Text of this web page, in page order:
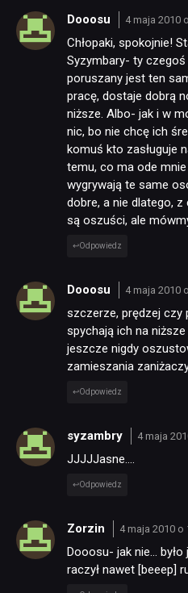
Dooosu 4 maja 2010
Chłopaki, spokojnie!
Syzymbary- ty
poruszany jest ten
pracę, dostaje dobrą
niższe. Albo- jak i w
nic, bo nie chcę ich
komuś kto zasługuje
temu, co ma ode
wygrywają te same
dobre, a nie dlatego, z
są oszuści, ale
Odpowiedz
Dooosu 4 maja 2010
szczerze, prędzej czy
spychają ich na
jeszcze nigdy
zamieszania
Odpowiedz
syzambry 4 maja
JJJJJasne….
Odpowiedz
Zorzin 4 maja 2010 o
Dooosu- jak nie… było
raczył nawet [beeep]